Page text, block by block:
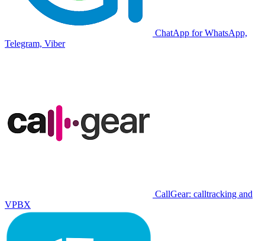
ChatApp for WhatsApp,
Telegram, Viber
CallGear: calltracking and
VPBX